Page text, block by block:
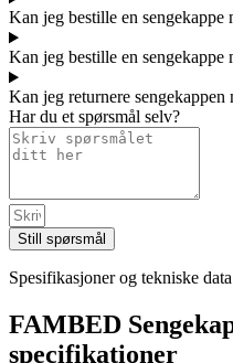
Kan jeg bestille en sengekappe
Kan jeg bestille en sengekappe
Kan jeg returnere sengekappen
Har du et spørsmål selv?
Still spørsmål
Spesifikasjoner og tekniske data
FAMBED
specifikationer